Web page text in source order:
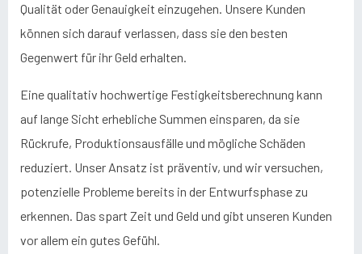
Qualität oder Genauigkeit einzugehen. Unsere Kunden
können sich darauf verlassen, dass sie den besten
Gegenwert für ihr Geld erhalten.
Eine qualitativ hochwertige Festigkeitsberechnung kann
auf lange Sicht erhebliche Summen einsparen, da sie
Rückrufe, Produktionsausfälle und mögliche Schäden
reduziert. Unser Ansatz ist präventiv, und wir versuchen,
potenzielle Probleme bereits in der Entwurfsphase zu
erkennen. Das spart Zeit und Geld und gibt unseren Kunden
vor allem ein gutes Gefühl.